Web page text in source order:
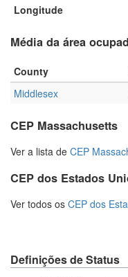
Longitude
Média da área
County
Middlesex
CEP Massachusetts
Ver a lista de CEP
CEP dos Estados
Ver todos os CEP dos
Definições de Status